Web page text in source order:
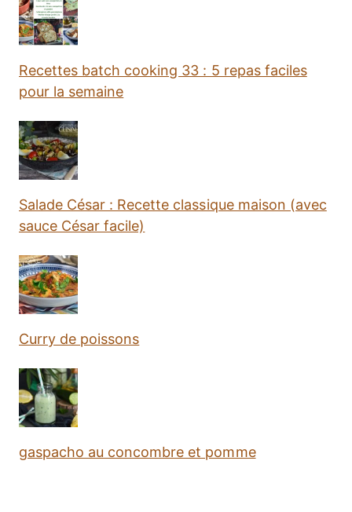
Recettes batch cooking 33 : 5 repas faciles
pour la semaine
Salade César : Recette classique maison (avec
sauce César facile)
Curry de poissons
gaspacho au concombre et pomme